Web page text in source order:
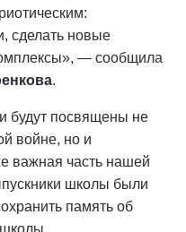
сделать новые
— сообщила
.
будут посвящены не
войне, но и
важная часть нашей
школы были
память об